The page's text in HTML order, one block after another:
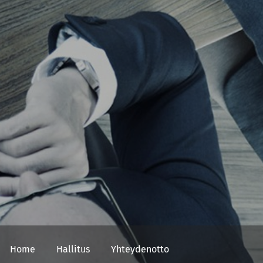
Home Hallitus Yhteydenotto